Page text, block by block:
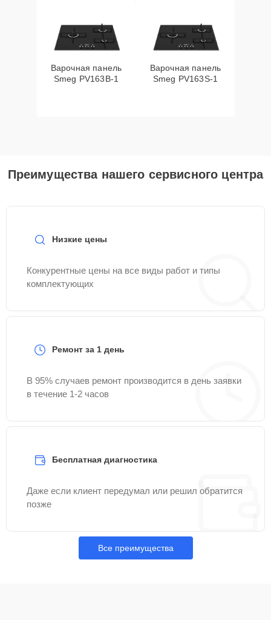
Варочная панель
Smeg PV163B-1
Варочная панель
Smeg PV163S-1
Преимущества нашего сервисного центра
Низкие цены
Конкурентные цены на все виды работ и типы
комплектующих
Ремонт за 1 день
В 95% случаев ремонт производится в день заявки
в течение 1-2 часов
Бесплатная диагностика
Даже если клиент передумал или решил обратится
позже
Все преимущества